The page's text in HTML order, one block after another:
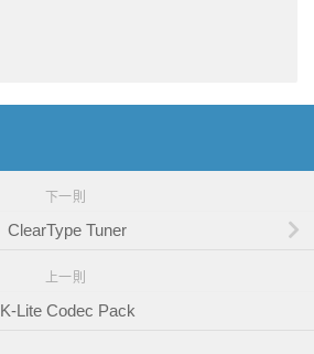
下一則
ClearType Tuner
上一則
K-Lite Codec Pack